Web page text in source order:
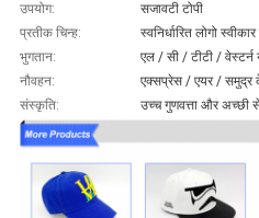
उपयोग:
सजावटी टोपी
प्रतीक चिन्ह:
स्वनिर्धारित लोगो
भुगतान:
एल / सी / टीटी / वेस्टर्न
नौवहन:
एक्सप्रेस / एयर / समुद्र के
संस्कृति:
उच्च गुणवत्ता और अच्छी